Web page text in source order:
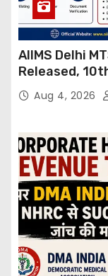
AIIMS Delhi
Released,
Through Email
Aug 4, 2026